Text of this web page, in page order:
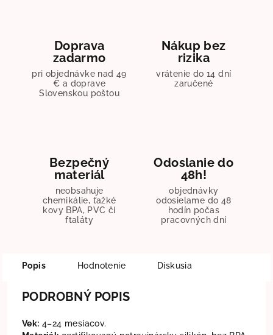
Doprava
zadarmo
pri objednávke nad 49
€ a doprave
Slovenskou poštou
Nákup bez
rizika
vrátenie do 14 dní
zaručené
Bezpečný
materiál
neobsahuje
chemikálie, ťažké
kovy BPA, PVC či
ftaláty
Odoslanie do
48h!
objednávky
odosielame do 48
hodín počas
pracovných dní
Popis Hodnotenie Diskusia
PODROBNÝ POPIS
Vek: 4–24 mesiacov.